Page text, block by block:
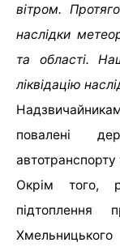
вітром.
наслідки
та області.
ліквідацію
повалені
Окрім того,
підтоплення